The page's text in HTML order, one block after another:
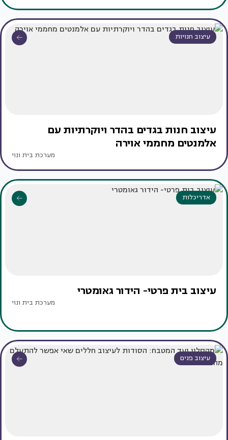
עיצוב חנויות
עיצוב חנות בגדים בהדר ויוקרתיות עם
אלמנטים מחממי אוירה
מערכת בית ונוי
אדריכלות
עיצוב בית פרטי- הידור גאומטרי
מערכת בית ונוי
עיצוב פנים